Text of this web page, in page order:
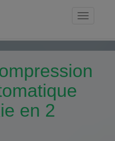
Toggle
en 2